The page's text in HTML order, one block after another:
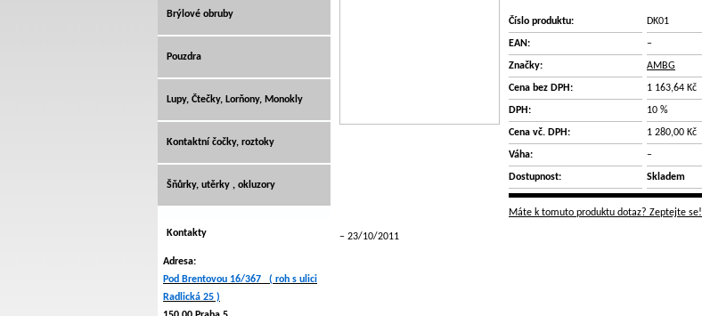
Číslo produktu: DK01
EAN: –
Značky: AMBG
Cena bez DPH: 1 163,64 Kč
DPH: 10 %
Cena vč. DPH: 1 280,00 Kč
Váha: –
Dostupnost: Skladem
Máte k tomuto produktu dotaz? Zeptejte se!
23/10/2011
Brýlové obruby
Pouzdra
Lupy, Čtečky, Lorňony, Monokly
Kontaktní čočky, roztoky
Šňůrky, utěrky , okluzory
Kontakty
Adresa:
Pod Brentovou 16/367 ( roh s ulici
Radlická 25 )